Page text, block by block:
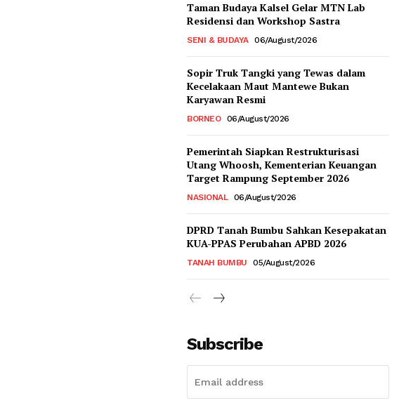
Taman Budaya Kalsel Gelar MTN Lab
Residensi dan Workshop Sastra
SENI & BUDAYA 06/August/2026
Sopir Truk Tangki yang Tewas dalam
Kecelakaan Maut Mantewe Bukan
Karyawan Resmi
BORNEO 06/August/2026
Pemerintah Siapkan Restrukturisasi
Utang Whoosh, Kementerian Keuangan
Target Rampung September 2026
NASIONAL 06/August/2026
DPRD Tanah Bumbu Sahkan Kesepakatan
KUA-PPAS Perubahan APBD 2026
TANAH BUMBU 05/August/2026
Subscribe